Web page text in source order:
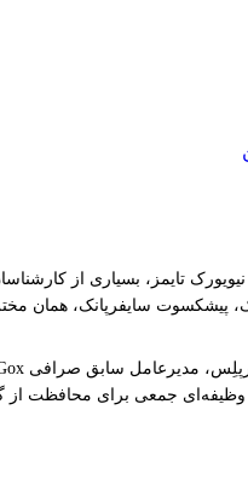
تایمز، بسیاری از
پیشکسوت سایفرپانک، همان
وظیفه‌ای جمعی برای محافظت